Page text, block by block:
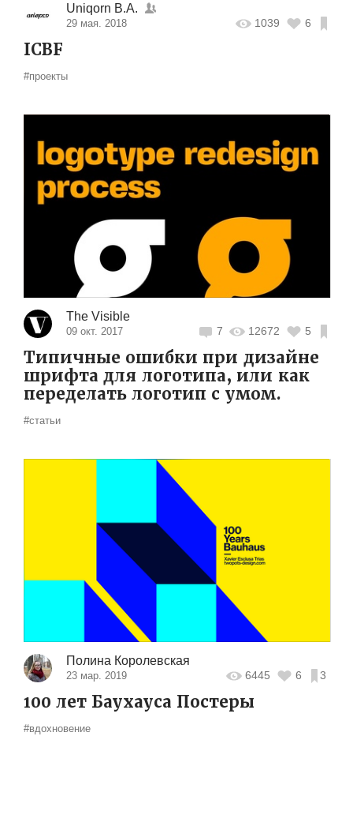
Uniqorn B.A.
29 мая. 2018 1039 6
ICBF
#проекты
The Visible
09 окт. 2017 7 12672 5
Типичные ошибки при дизайне
шрифта для логотипа, или как
переделать логотип с умом.
#статьи
Полина Королевская
23 мар. 2019 6445 6 3
100 лет Баухауса Постеры
#вдохновение